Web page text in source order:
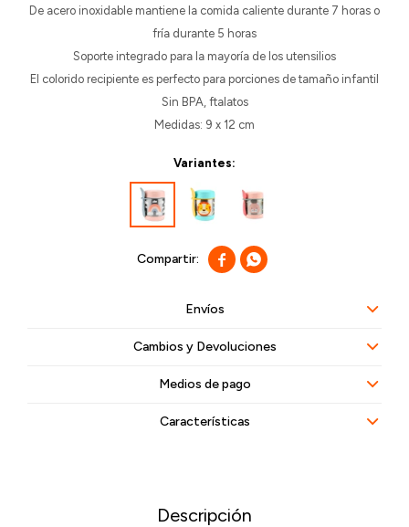
De acero inoxidable mantiene la comida caliente durante 7 horas o
fría durante 5 horas
Soporte integrado para la mayoría de los utensilios
El colorido recipiente es perfecto para porciones de tamaño infantil
Sin BPA, ftalatos
Medidas: 9 x 12 cm
Variantes:
 
Envíos
Cambios y Devoluciones
Medios de pago
Características
Descripción